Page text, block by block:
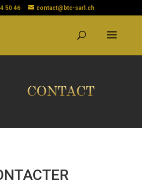
50 46 contact@btc-sarl.ch